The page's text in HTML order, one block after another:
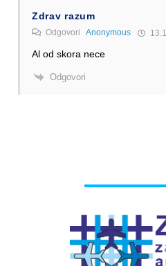
Zdrav razum
Odgovori Anonymous
Al od skora nece
Odgovori